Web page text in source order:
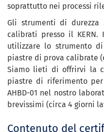
soprattutto nei processi
Gli strumenti di durezza
calibrati presso il
utilizzare lo strumento
piastre di prova calibrate
Siamo lieti di offrirvi la
piastre di riferimento per
AHBD-01 nel nostro
brevissimi (circa 4 giorni
Contenuto del